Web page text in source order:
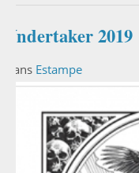
Undertaker 2019
Dans Estampe